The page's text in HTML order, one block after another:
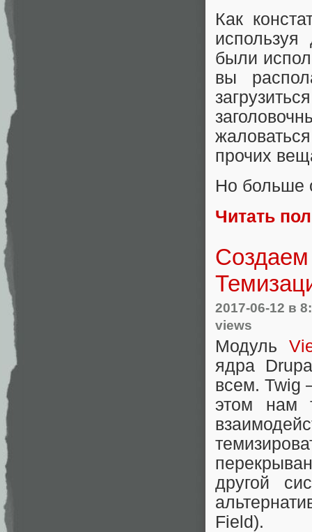
Как
были
вы
прочих
Но больше
Читать
Создаем
2017-06-12 в
views
Модуль
ядра
всем. Twig
этом нам
другой
Field).